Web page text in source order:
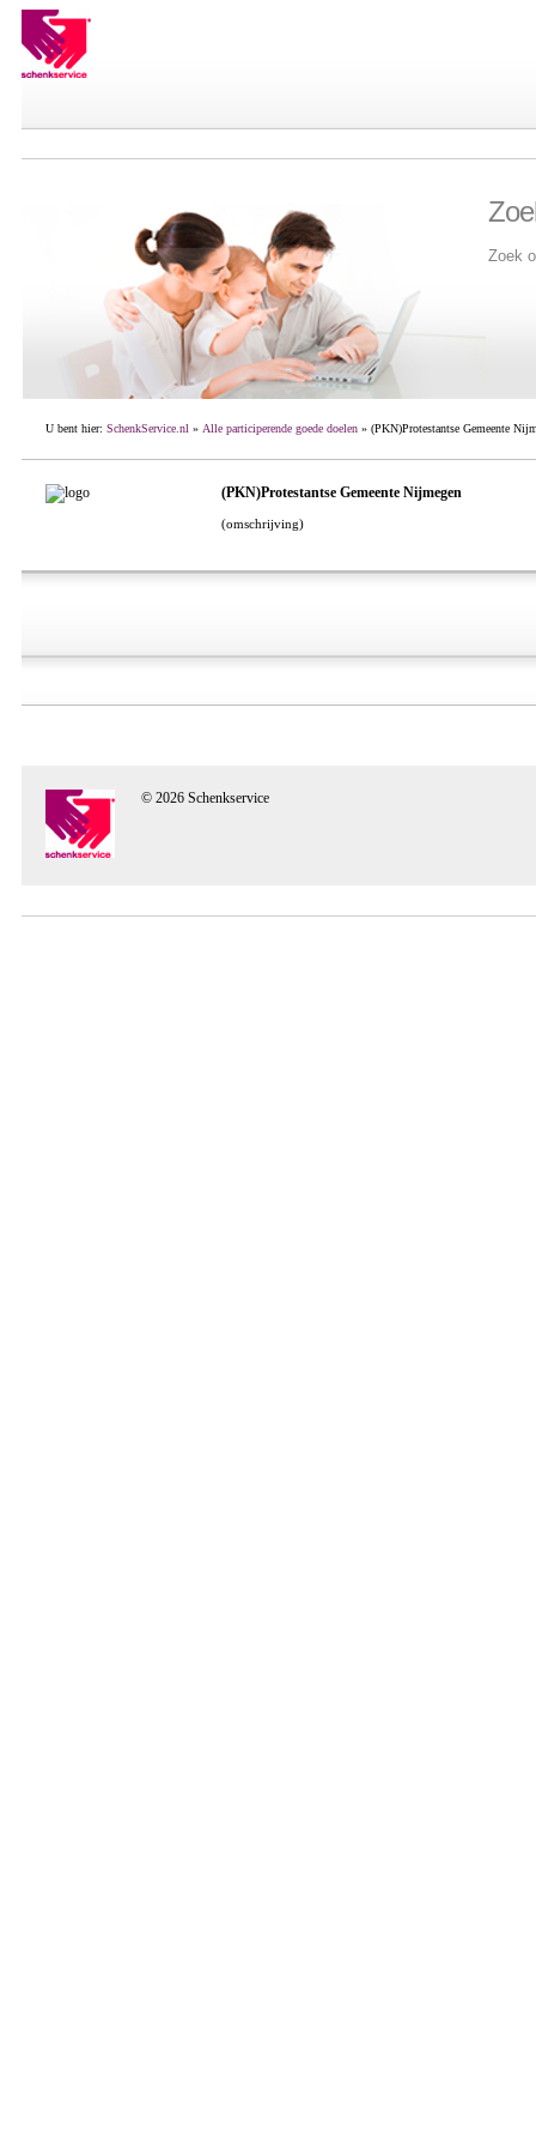
Zoek
U bent hier: SchenkService.nl » Alle participerende goede doelen» (PKN)Protestantse Gemeente
(PKN)Protestantse Gemeente Nijmegen
(omschrijving)
© 2026 Schenkservice